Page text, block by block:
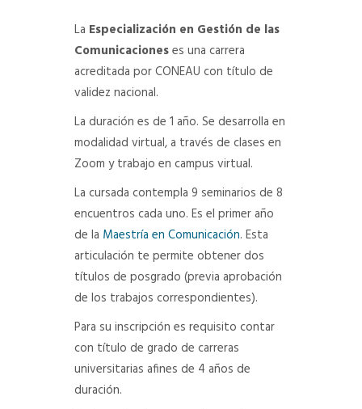
La Especialización en Gestión de las
Comunicacioneses una carrera
acreditada por CONEAU con título de
validez nacional.
La duración es de 1 año. Se desarrolla en
modalidad virtual, a través de clases en
Zoom y trabajo en campus virtual.
La cursada contempla 9 seminarios de 8
encuentros cada uno. Es el primer año
de la Maestría en Comunicación. Esta
articulación te permite obtener dos
títulos de posgrado (previa aprobación
de los trabajos correspondientes).
Para su inscripción es requisito contar
con título de grado de carreras
universitarias afines de 4 años de
duración.